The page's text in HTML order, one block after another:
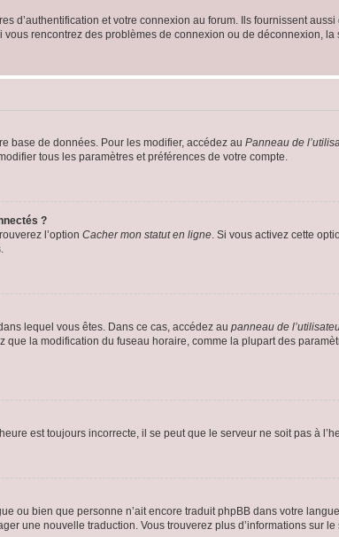
d’authentification et votre connexion au forum. Ils fournissent
rencontrez des problèmes de connexion ou de déconnexion,
base de données. Pour les modifier, accédez au Panneau de
tous les paramètres et préférences de votre compte.
?
l’option Cacher mon statut en ligne. Si vous activez cette
lequel vous êtes. Dans ce cas, accédez au panneau de
la modification du fuseau horaire, comme la plupart des
est toujours incorrecte, il se peut que le serveur ne soit pas à
ou bien que personne n’ait encore traduit phpBB dans votre
une nouvelle traduction. Vous trouverez plus d’informations sur le